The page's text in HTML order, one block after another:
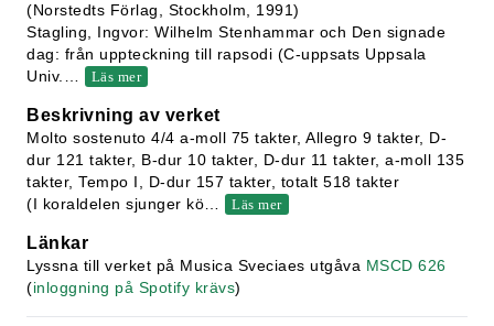
(Norstedts Förlag, Stockholm, 1991)
Stagling, Ingvor: Wilhelm Stenhammar och Den signade
dag: från uppteckning till rapsodi (C-uppsats Uppsala
Univ.
Läs mer
Beskrivning av verket
Molto sostenuto 4/4 a-moll 75 takter, Allegro 9 takter, D-
dur 121 takter, B-dur 10 takter, D-dur 11 takter, a-moll 135
takter, Tempo I, D-dur 157 takter, totalt 518 takter
(I koraldelen sjunger kö
Läs mer
Länkar
Lyssna till verket på Musica Sveciaes utgåva MSCD 626
(inloggning på Spotify krävs)